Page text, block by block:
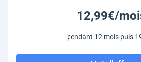
12,99€/
pendant 12 mois puis